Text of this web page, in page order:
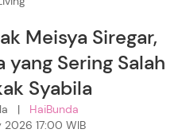
Meisya Siregar,
Sering Salah
Syabila
| HaiBunda
2026 17:00 WIB